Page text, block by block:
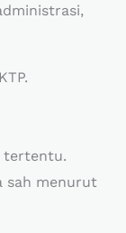
tertentu.
sah menurut